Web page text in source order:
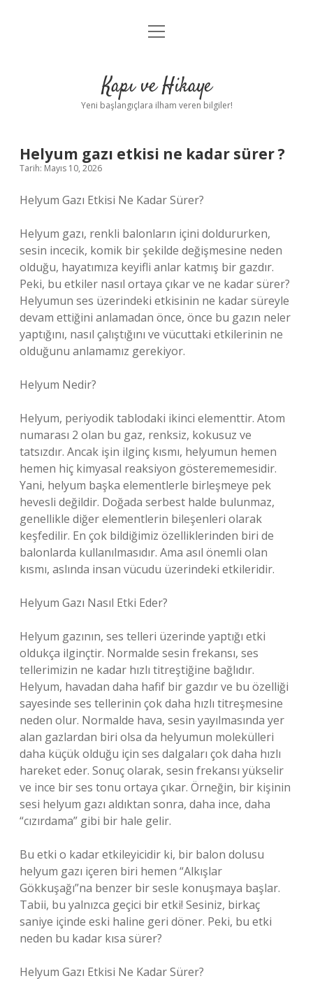
Anasayfa
Yasal Uyarı
menüyü
Kapı ve Hikaye
Yeni başlangıçlara ilham veren bilgiler!
Helyum gazı etkisi ne kadar sürer ?
Tarih: Mayıs 10, 2026
Helyum Gazı Etkisi Ne Kadar Sürer?
Helyum gazı, renkli balonların içini doldururken,
sesin incecik, komik bir şekilde değişmesine neden
olduğu, hayatımıza keyifli anlar katmış bir gazdır.
Peki, bu etkiler nasıl ortaya çıkar ve ne kadar sürer?
Helyumun ses üzerindeki etkisinin ne kadar süreyle
devam ettiğini anlamadan önce, önce bu gazın neler
yaptığını, nasıl çalıştığını ve vücuttaki etkilerinin ne
olduğunu anlamamız gerekiyor.
Helyum Nedir?
Helyum, periyodik tablodaki ikinci elementtir. Atom
numarası 2 olan bu gaz, renksiz, kokusuz ve
tatsızdır. Ancak işin ilginç kısmı, helyumun hemen
hemen hiç kimyasal reaksiyon gösterememesidir.
Yani, helyum başka elementlerle birleşmeye pek
hevesli değildir. Doğada serbest halde bulunmaz,
genellikle diğer elementlerin bileşenleri olarak
keşfedilir. En çok bildiğimiz özelliklerinden biri de
balonlarda kullanılmasıdır. Ama asıl önemli olan
kısmı, aslında insan vücudu üzerindeki etkileridir.
Helyum Gazı Nasıl Etki Eder?
Helyum gazının, ses telleri üzerinde yaptığı etki
oldukça ilginçtir. Normalde sesin frekansı, ses
tellerimizin ne kadar hızlı titreştiğine bağlıdır.
Helyum, havadan daha hafif bir gazdır ve bu özelliği
sayesinde ses tellerinin çok daha hızlı titreşmesine
neden olur. Normalde hava, sesin yayılmasında yer
alan gazlardan biri olsa da helyumun molekülleri
daha küçük olduğu için ses dalgaları çok daha hızlı
hareket eder. Sonuç olarak, sesin frekansı yükselir
ve ince bir ses tonu ortaya çıkar. Örneğin, bir kişinin
sesi helyum gazı aldıktan sonra, daha ince, daha
“cızırdama” gibi bir hale gelir.
Bu etki o kadar etkileyicidir ki, bir balon dolusu
helyum gazı içeren biri hemen “Alkışlar
Gökkuşağı”na benzer bir sesle konuşmaya başlar.
Tabii, bu yalnızca geçici bir etki! Sesiniz, birkaç
saniye içinde eski haline geri döner. Peki, bu etki
neden bu kadar kısa sürer?
Helyum Gazı Etkisi Ne Kadar Sürer?